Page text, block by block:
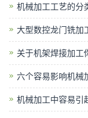
机械加工工艺的分
大型数控龙门铣加
关于机架焊接加工
六个容易影响机械
机械加工中容易引